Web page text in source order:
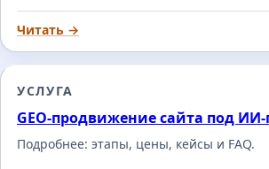
Читать →
УСЛУГА
GEO-продвижение сайта под
Подробнее: этапы, цены, кейсы и FAQ.